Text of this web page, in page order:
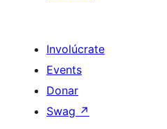
Involúcrate
Events
Donar
Swag ↗